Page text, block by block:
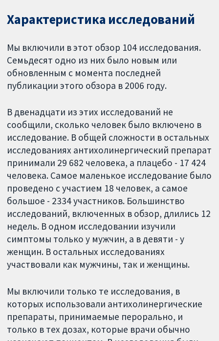
Характеристика исследований
Мы включили в этот обзор 104 исследования.
Семьдесят одно из них было новым или
обновленным с момента последней
публикации этого обзора в 2006 году.
В двенадцати из этих исследований не
сообщили, сколько человек было включено в
исследование. В общей сложности в остальных
исследованиях антихолинергический препарат
принимали 29 682 человека, а плацебо - 17 424
человека. Самое маленькое исследование было
проведено с участием 18 человек, а самое
большое - 2334 участников. Большинство
исследований, включенных в обзор, длились 12
недель. В одном исследовании изучили
симптомы только у мужчин, а в девяти - у
женщин. В остальных исследованиях
участвовали как мужчины, так и женщины.
Мы включили только те исследования, в
которых использовали антихолинергические
препараты, принимаемые перорально, и
только в тех дозах, которые врачи обычно